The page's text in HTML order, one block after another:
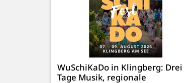
WuSchiKaDo in Klingberg: Drei
Tage Musik, regionale